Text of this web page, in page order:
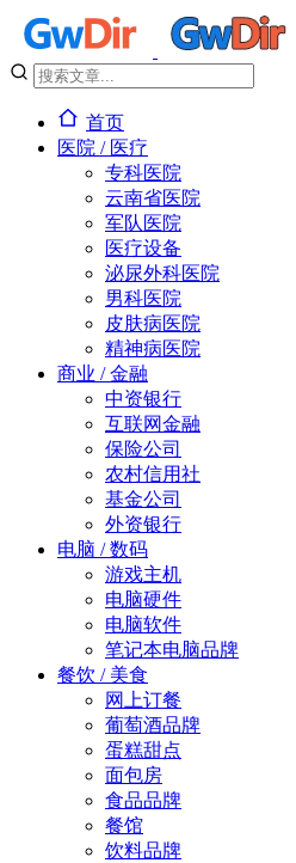
首页
医院 / 医疗
专科医院
云南省医院
军队医院
医疗设备
泌尿外科医院
男科医院
皮肤病医院
精神病医院
商业 / 金融
中资银行
互联网金融
保险公司
农村信用社
基金公司
外资银行
电脑 / 数码
游戏主机
电脑硬件
电脑软件
笔记本电脑品牌
餐饮 / 美食
网上订餐
葡萄酒品牌
蛋糕甜点
面包房
食品品牌
餐馆
饮料品牌